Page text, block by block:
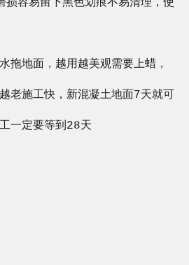
容易留下黑色划痕不易清理，使
拖地面，越用越美观需要上蜡，
老施工快，新混凝土地面7天就可
一定要等到28天